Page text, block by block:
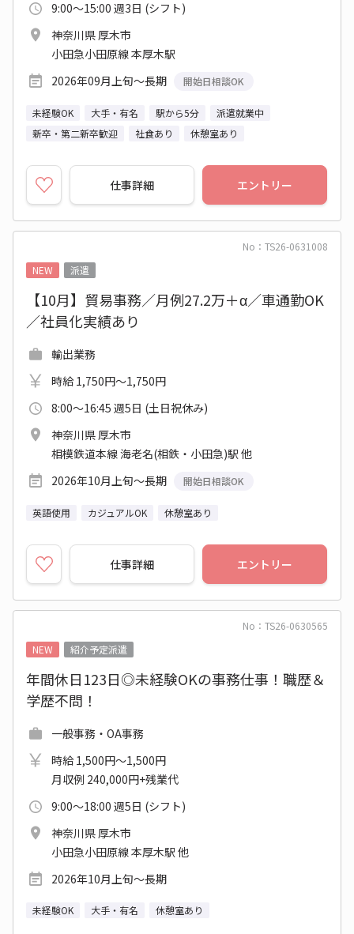
9:00～15:00 週3日 (シフト)
神奈川県 厚木市
小田急小田原線 本厚木駅
2026年09月上旬～長期
開始日相談OK
未経験OK 大手・有名 駅から5分
派遣就業中
新卒・第二新卒歓迎
社食あり 休憩室あり
仕事詳細 エントリー
No：TS26-0631008
NEW
派遣
【10月】貿易事務／月例27.2万＋α／車通勤OK
／社員化実績あり
輸出業務
時給 1,750円～1,750円
8:00～16:45 週5日 (土日祝休み)
神奈川県 厚木市
相模鉄道本線 海老名(相鉄・小田急)駅 他
2026年10月上旬～長期
開始日相談OK
英語使用 カジュアルOK 休憩室あり
仕事詳細 エントリー
No：TS26-0630565
NEW
紹介予定派遣
年間休日123日◎未経験OKの事務仕事！職歴＆
学歴不問！
一般事務・OA事務
時給 1,500円～1,500円
月収例 240,000円+残業代
9:00～18:00 週5日 (シフト)
神奈川県 厚木市
小田急小田原線 本厚木駅 他
2026年10月上旬～長期
未経験OK 大手・有名 休憩室あり